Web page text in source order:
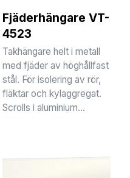
Fjäderhängare VT-
4523
Takhängare helt i metall
med fjäder av höghållfast
stål. För isolering av rör,
fläktar och kylaggregat.
Scrolls i aluminium...